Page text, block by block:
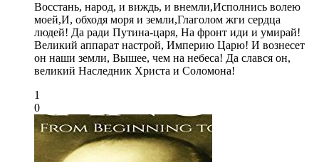
Восстань, народ, и виждь, и внемли,Исполнись волею
моей,И, обходя моря и земли,Глаголом жги сердца
людей! Да ради Путина-царя, На фронт иди и умирай!
Великий аппарат настрой, Империю Царю! И вознесет
он наши земли, Вышее, чем на небеса! Да слався он,
великий Наследник Христа и Соломона!
1
0